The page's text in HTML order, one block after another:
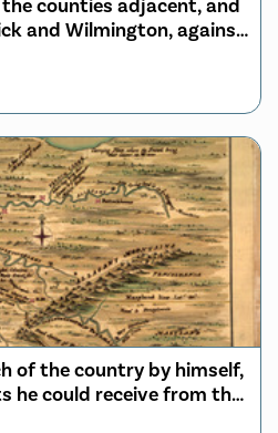
counties adjacent, and
and Wilmington, against
detached a part of his
last
of the country by himself,
he could receive from the